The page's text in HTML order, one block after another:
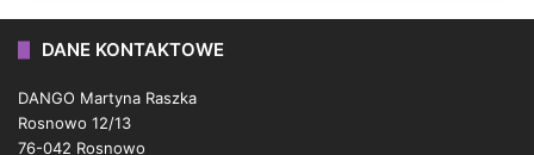
DANE KONTAKTOWE
DANGO Martyna Raszka
Rosnowo 12/13
76-042 Rosnowo